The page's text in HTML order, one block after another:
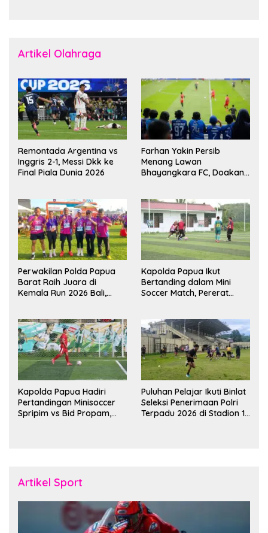
Artikel Olahraga
Remontada Argentina vs
Inggris 2-1, Messi Dkk ke
Final Piala Dunia 2026
Farhan Yakin Persib
Menang Lawan
Bhayangkara FC, Doakan
Perwakilan Polda Papua
Barat Raih Juara di
Kemala Run 2026 Bali,
Kapolda Papua Ikut
Bertanding dalam Mini
Soccer Match, Pererat
Kapolda Papua Hadiri
Pertandingan Minisoccer
Spripim vs Bid Propam,
Puluhan Pelajar Ikuti Binlat
Seleksi Penerimaan Polri
Terpadu 2026 di Stadion 16
Artikel Sport